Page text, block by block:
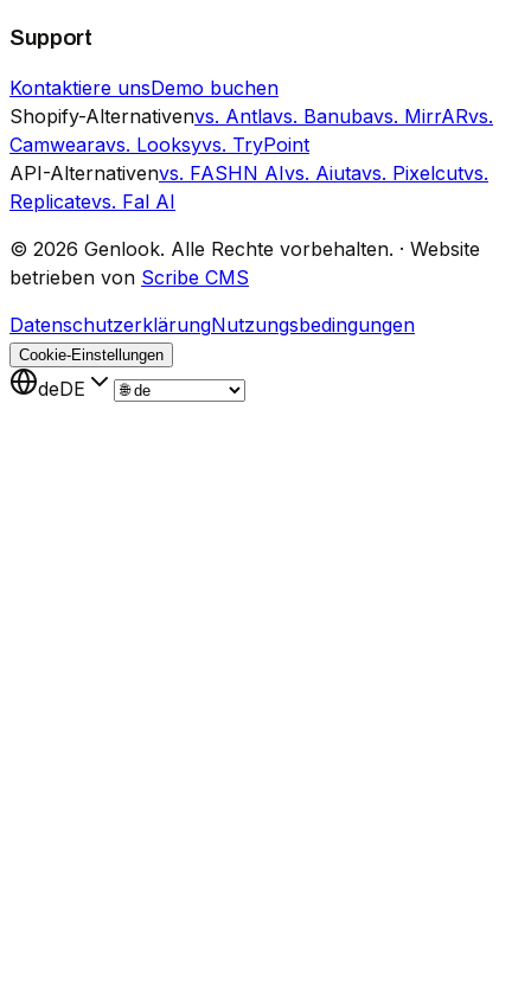
Support
Kontaktiere unsDemo buchen
Shopify-Alternativenvs. Antlavs. Banubavs. MirrARvs.
Camwearavs. Looksyvs. TryPoint
API-Alternativenvs. FASHN AIvs. Aiutavs. Pixelcutvs.
Replicatevs. Fal AI
© 2026 Genlook. Alle Rechte vorbehalten. · Website
betrieben von Scribe CMS
DatenschutzerklärungNutzungsbedingungen
Cookie-Einstellungen
deDE